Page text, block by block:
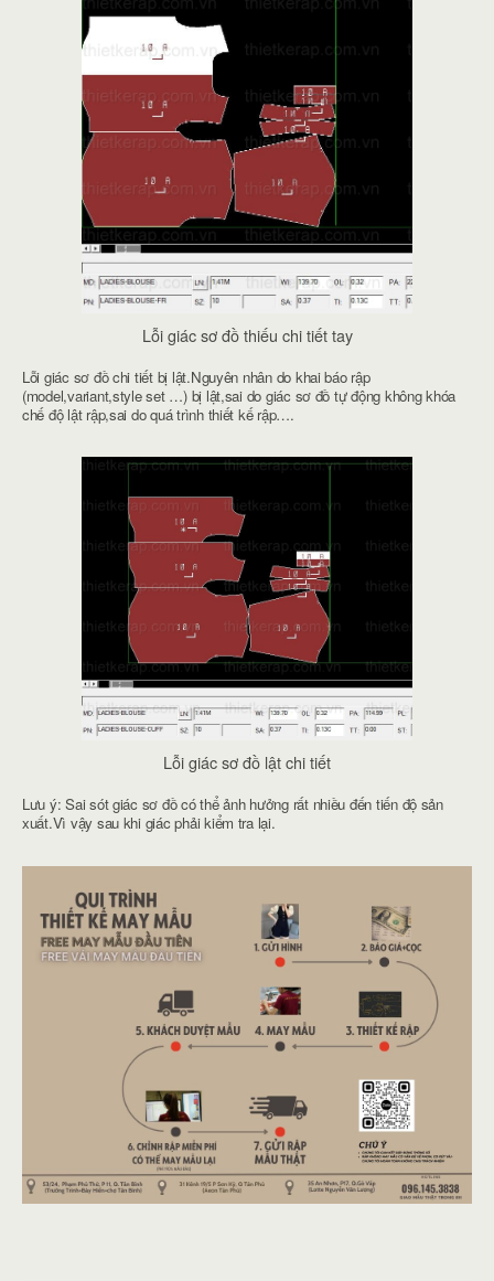
Lỗi giác sơ đồ thiếu chi tiết tay
Lỗi giác sơ đồ chi tiết bị lật.Nguyên nhân do khai báo rập
(model,variant,style set …) bị lật,sai do giác sơ đồ tự động không khóa
chế độ lật rập,sai do quá trình thiết kế rập….
Lỗi giác sơ đồ lật chi tiết
Lưu ý: Sai sót giác sơ đồ có thể ảnh hưởng rất nhiều đến tiến độ sản
xuất.Vì vậy sau khi giác phải kiểm tra lại.